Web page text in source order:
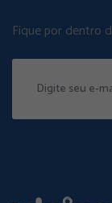
Fique por dentro